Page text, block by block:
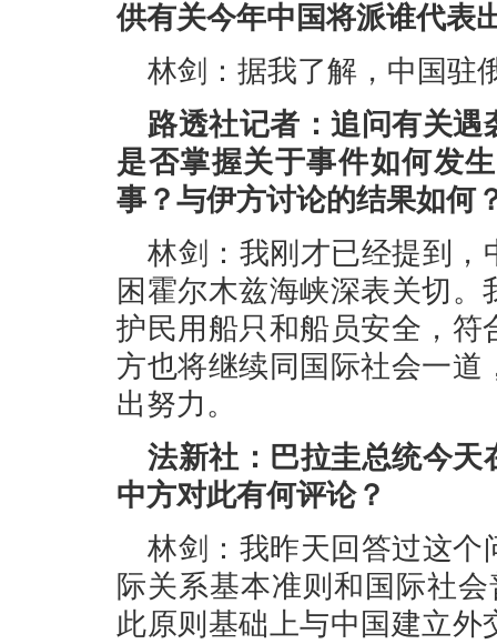
供有关今年中国将派谁代表
林剑：据我了解，中国驻
路透社记者：追问有关
是否掌握关于事件如何发
事？与伊方讨论的结果如何
林剑：我刚才已经提到，
困霍尔木兹海峡深表关切
护民用船只和船员安全，
方也将继续同国际社会一
出努力。
法新社：巴拉圭总统今天
中方对此有何评论？
林剑：我昨天回答过这个
际关系基本准则和国际社
此原则基础上与中国建立